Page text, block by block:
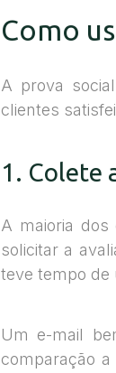
Como
A prova
clientes
1. Colete
A maioria dos
solicitar a
teve tempo de
Um e-mail
comparação